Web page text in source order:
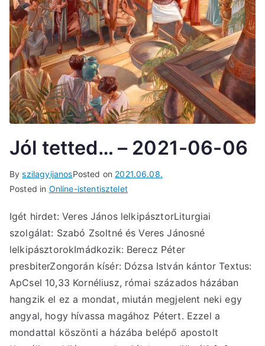
Jól tetted… – 2021-06-06
ByszilagyijanosPosted on 2021.06.08.
Posted in Online-istentisztelet
Igét hirdet: Veres János lelkipásztorLiturgiai
szolgálat: Szabó Zsoltné és Veres Jánosné
lelkipásztorokImádkozik: Berecz Péter
presbiterZongorán kísér: Dózsa István kántor Textus:
ApCsel 10,33 Kornéliusz, római százados házában
hangzik el ez a mondat, miután megjelent neki egy
angyal, hogy hívassa magához Pétert. Ezzel a
mondattal köszönti a házába belépő apostolt